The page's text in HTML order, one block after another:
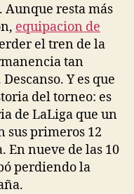
Aunque resta más
equipacion de
el tren de la
tan
Y es que
del torneo: es
de LaLiga que un
sus primeros 12
En nueve de las 10
perdiendo la